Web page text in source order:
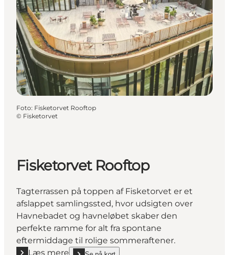
Foto: Fisketorvet Rooftop
© Fisketorvet
Fisketorvet Rooftop
Tagterrassen på toppen af Fisketorvet er et
afslappet samlingssted, hvor udsigten over
Havnebadet og havneløbet skaber den
perfekte ramme for alt fra spontane
eftermiddage til rolige sommeraftener.
Læs mere